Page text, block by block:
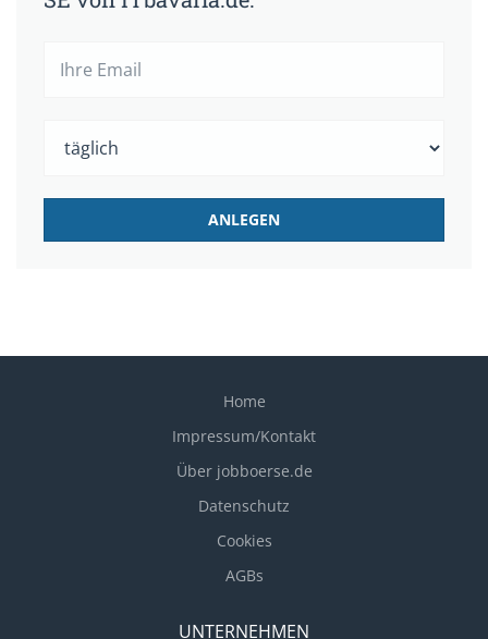
Home
Impressum/Kontakt
Über jobboerse.de
Datenschutz
Cookies
AGBs
UNTERNEHMEN